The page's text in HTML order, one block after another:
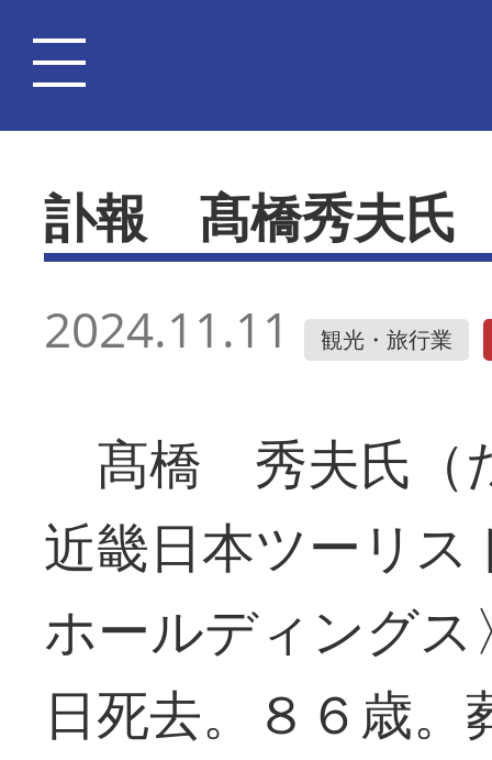
訃報 髙橋秀夫氏
2024.11.11 観光・旅行業
髙橋 秀夫氏（
近畿日本ツーリス
ホールディング
日死去。８６歳